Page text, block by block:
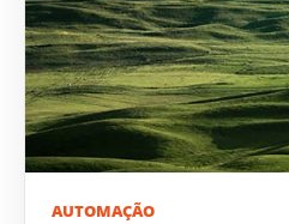
AUTOMAÇÃO